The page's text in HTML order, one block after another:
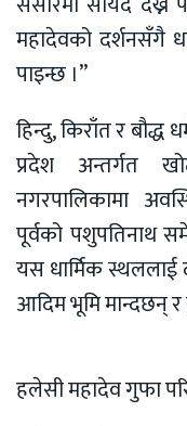
महादेवको दर्शनसँगै
पाइन्छ ।”
हिन्दु, किराँत र बौद्ध
प्रदेश अन्तर्गत
नगरपालिकामा
पूर्वको पशुपतिनाथ
यस धार्मिक स्थललाई
आदिम भूमि मान्दछन् र
हलेसी महादेव गुफा